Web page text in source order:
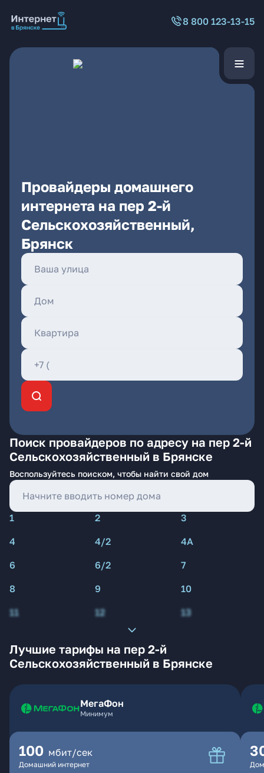
8 800 123-13-15
Провайдеры домашнего
интернета на пер 2-й
Сельскохозяйственный,
Брянск
Поиск провайдеров по адресу на пер 2-й
Сельскохозяйственный в Брянске
Воспользуйтесь поиском, чтобы найти свой дом
1 2
3
4
4/2
4А
6
6/2
7
8
9
10
11
12 13
Лучшие тарифы на пер 2-й
Сельскохозяйственный в Брянске
МегаФон
Минимум
100 мбит/сек
Домашний интернет